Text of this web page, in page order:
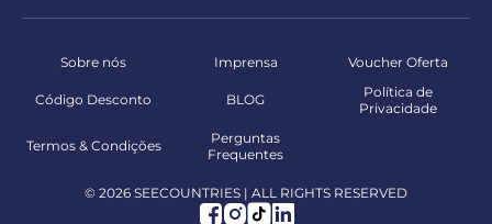
Sobre nós Imprensa Voucher Oferta
Código Desconto BLOG
Política de
Privacidade
Termos & Condições
Perguntas
Frequentes
© 2026 SEECOUNTRIES | ALL RIGHTS RESERVED